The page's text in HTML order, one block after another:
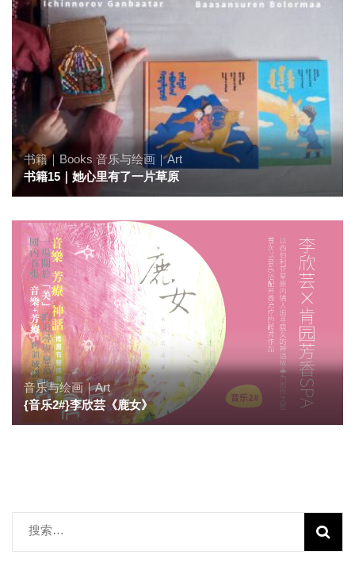
书籍｜Books 音乐与绘画｜Art
书籍15｜她心里有了一片草原
音乐与绘画｜Art
{音乐2#}李欣芸《鹿女》
搜
索：